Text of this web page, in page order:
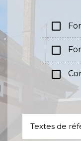
check_box_outline_blank
check_box_outline_blank
check_box_outline_blank
Textes de